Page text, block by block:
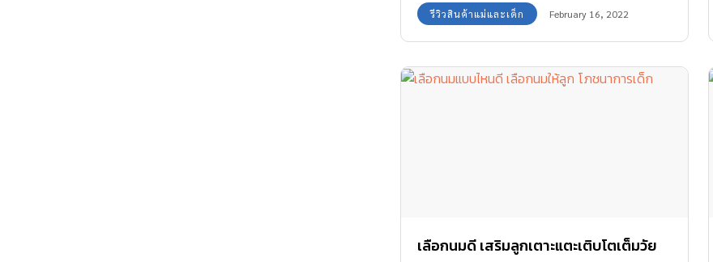
รีวิวสินค้าแม่และเด็ก February 16, 2022
เลือกนมดี เสริมลูกเตาะแตะเติบโตเต็มวัย